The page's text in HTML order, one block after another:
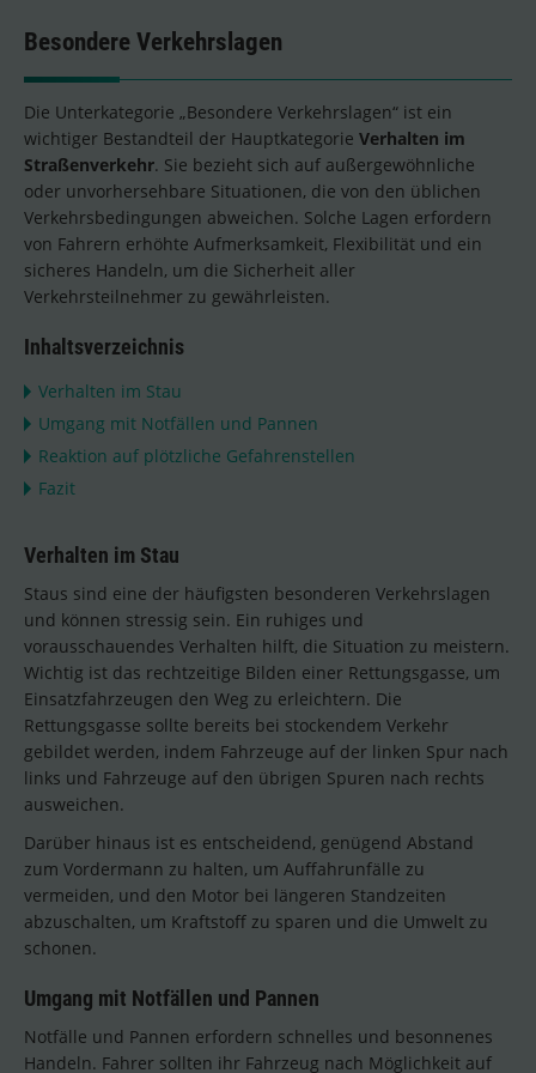
Besondere Verkehrslagen
Die Unterkategorie „Besondere Verkehrslagen“ ist ein
wichtiger Bestandteil der Hauptkategorie Verhalten im
Straßenverkehr. Sie bezieht sich auf außergewöhnliche
oder unvorhersehbare Situationen, die von den üblichen
Verkehrsbedingungen abweichen. Solche Lagen erfordern
von Fahrern erhöhte Aufmerksamkeit, Flexibilität und ein
sicheres Handeln, um die Sicherheit aller
Verkehrsteilnehmer zu gewährleisten.
Inhaltsverzeichnis
Verhalten im Stau
Umgang mit Notfällen und Pannen
Reaktion auf plötzliche Gefahrenstellen
Fazit
Verhalten im Stau
Staus sind eine der häufigsten besonderen Verkehrslagen
und können stressig sein. Ein ruhiges und
vorausschauendes Verhalten hilft, die Situation zu meistern.
Wichtig ist das rechtzeitige Bilden einer Rettungsgasse, um
Einsatzfahrzeugen den Weg zu erleichtern. Die
Rettungsgasse sollte bereits bei stockendem Verkehr
gebildet werden, indem Fahrzeuge auf der linken Spur nach
links und Fahrzeuge auf den übrigen Spuren nach rechts
ausweichen.
Darüber hinaus ist es entscheidend, genügend Abstand
zum Vordermann zu halten, um Auffahrunfälle zu
vermeiden, und den Motor bei längeren Standzeiten
abzuschalten, um Kraftstoff zu sparen und die Umwelt zu
schonen.
Umgang mit Notfällen und Pannen
Notfälle und Pannen erfordern schnelles und besonnenes
Handeln. Fahrer sollten ihr Fahrzeug nach Möglichkeit auf